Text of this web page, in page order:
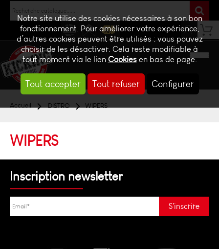
Notre site utilise des cookies nécessaires à son bon
fonctionnement. Pour améliorer votre expérience,
d’autres cookies peuvent être utilisés : vous pouvez
choisir de les désactiver. Cela reste modifiable à
tout moment via le lienCookiesen bas de page.
Tout accepter Tout refuser Configurer
NEWS CONTACTBILLETTERIE
Accueil DISTRO WIPERS
WIPERS
Inscription newsletter